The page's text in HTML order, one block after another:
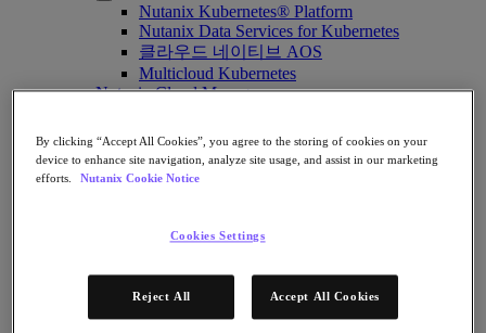
Nutanix Kubernetes® Platform
Nutanix Data Services for Kubernetes
클라우드 네이티브 AOS
Multicloud Kubernetes
Nutanix Cloud Manager
Intelligent Operations
Self-Service
Nutanix Unified Storage
Files Storage
Objects Storage
By clicking “Accept All Cookies”, you agree to the storing of cookies on your
device to enhance site navigation, analyze site usage, and assist in our marketing
efforts.
Nutanix Cookie Notice
Cookies Settings
Reject All Accept All Cookies